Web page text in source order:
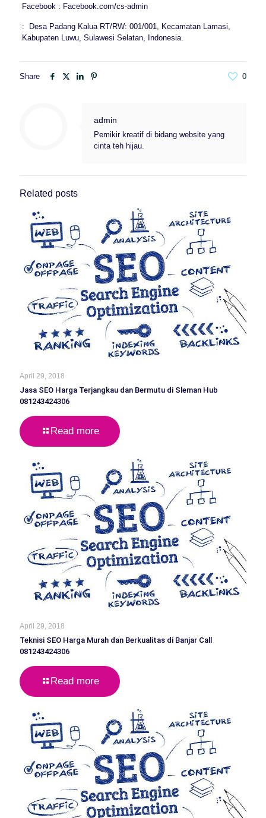
Facebook : Facebook.com/cs-admin
: Desa Padang Kalua RT/RW: 001/001, Kecamatan Lamasi,
Kabupaten Luwu, Sulawesi Selatan, Indonesia.
Share 0
admin
Pemikir kreatif di bidang website yang
cinta teh hijau.
Related posts
April 29, 2018
Jasa SEO Harga Terjangkau dan Bermutu di Sleman Hub
081243424306
Read more
April 29, 2018
Teknisi SEO Harga Murah dan Berkualitas di Banjar Call
081243424306
Read more